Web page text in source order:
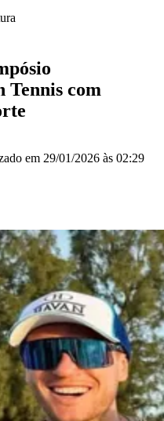
AlphavilleBairro
Marco
CamargosJardim
OsascoParque dos
LuziaParque VianaPirapora
de
Vila BarrosVila Boa Vista Vila
Vila Nossa Sra. da
Tennis com
em 29/01/2026 às 02:29